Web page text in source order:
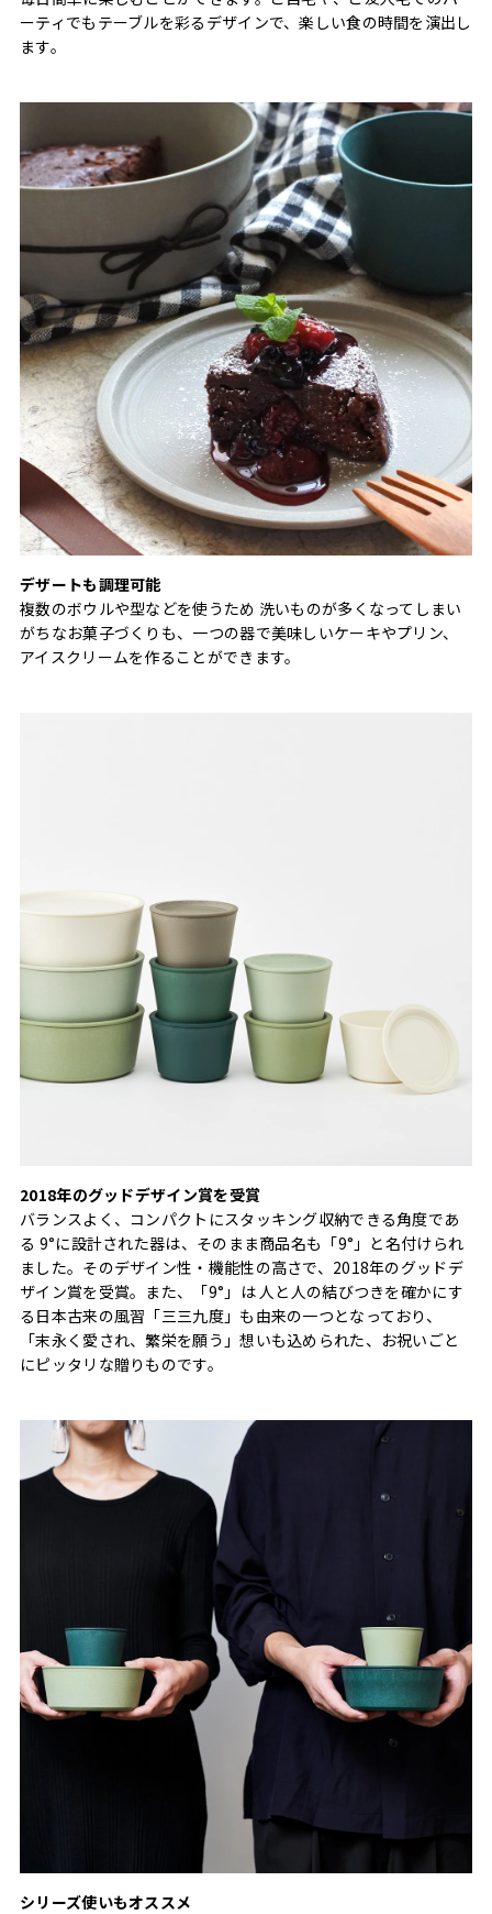
ーティでもテーブルを彩るデザインで、楽しい食の時間を演出し
ます。
デザートも調理可能
複数のボウルや型などを使うため 洗いものが多くなってしまい
がちなお菓子づくりも、一つの器で美味しいケーキやプリン、
アイスクリームを作ることができます。
2018年のグッドデザイン賞を受賞
バランスよく、コンパクトにスタッキング収納できる角度であ
る 9°に設計された器は、そのまま商品名も「9°」と名付けられ
ました。そのデザイン性・機能性の高さで、2018年のグッドデ
ザイン賞を受賞。また、「9°」は 人と人の結びつきを確かにす
る日本古来の風習「三三九度」も由来の一つとなっており、
「末永く愛され、繁栄を願う」想いも込められた、お祝いごと
にピッタリな贈りものです。
シリーズ使いもオススメ